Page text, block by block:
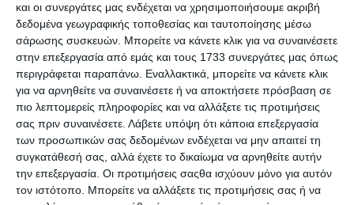
και οι συνεργάτες μας ενδέχεται να χρησιμοποιήσουμε ακριβή
δεδομένα γεωγραφικής τοποθεσίας και ταυτοποίησης μέσω
σάρωσης συσκευών. Μπορείτε να κάνετε κλικ για να συναινέσετε
στην επεξεργασία από εμάς και τους 1733 συνεργάτες μας όπως
περιγράφεται παραπάνω. Εναλλακτικά, μπορείτε να κάνετε κλικ
για να αρνηθείτε να συναινέσετε ή να αποκτήσετε πρόσβαση σε
πιο λεπτομερείς πληροφορίες και να αλλάξετε τις προτιμήσεις
σας πριν συναινέσετε. Λάβετε υπόψη ότι κάποια επεξεργασία
των προσωπικών σας δεδομένων ενδέχεται να μην απαιτεί τη
συγκατάθεσή σας, αλλά έχετε το δικαίωμα να αρνηθείτε αυτήν
την επεξεργασία. Οι προτιμήσεις σαςθα ισχύουν μόνο για αυτόν
τον ιστότοπο. Μπορείτε να αλλάξετε τις προτιμήσεις σας ή να
Κατηγορίες
Κατασκευαστές
Ενημερωτικό δελτίο